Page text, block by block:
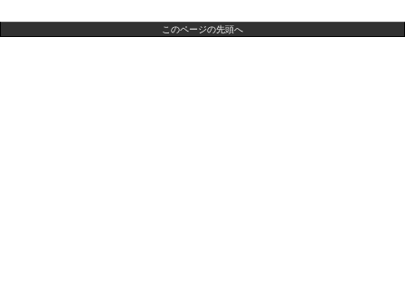
このページの先頭へ